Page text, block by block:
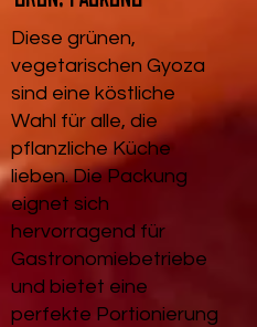
Diese grünen,
vegetarischen Gyoza
sind eine köstliche
Wahl für alle, die
pflanzliche Küche
lieben. Die Packung
eignet sich
hervorragend für
Gastronomiebetriebe
und bietet eine
perfekte Portionierung